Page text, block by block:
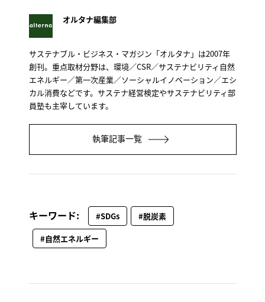
オルタナ編集部
サステナブル・ビジネス・マガジン「オルタナ」は2007年
創刊。重点取材分野は、環境／CSR／サステナビリティ自然
エネルギー／第一次産業／ソーシャルイノベーション／エシ
カル消費などです。サステナ経営検定やサステナビリティ部
員塾も主宰しています。
執筆記事一覧
キーワード: #SDGs
#脱炭素
#自然エネルギー